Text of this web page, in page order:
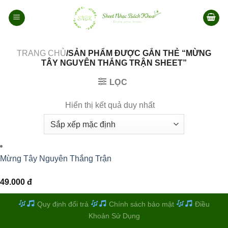
qua
TRANG CHỦ/SẢN PHẨM ĐƯỢC GẮN THẺ “MỪNG
TÂY NGUYÊN THẮNG TRẬN SHEET”
LỌC
Hiển thị kết quả duy nhất
Mừng Tây Nguyên Thắng Trận
49.000 đ
Quy định đổi trả Chính sách bảo mật
Điều
Khoản Sử Dụng